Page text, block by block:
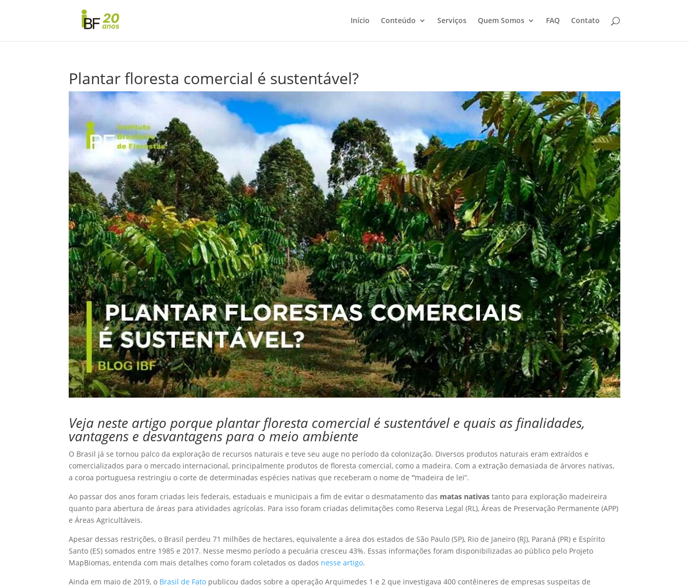
Início Conteúdo Serviços Quem Somos FAQ Contato
Plantar floresta comercial é sustentável?
Veja neste artigo porque plantar floresta comercial é sustentável e quais as finalidades,
vantagens e desvantagens para o meio ambiente
O Brasil já se tornou palco da exploração de recursos naturais e teve seu auge no período da colonização. Diversos produtos naturais eram extraídos e
comercializados para o mercado internacional, principalmente produtos de floresta comercial, como a madeira. Com a extração demasiada de árvores nativas,
a coroa portuguesa restringiu o corte de determinadas espécies nativas que receberam o nome de“madeira de lei”.
Ao passar dos anos foram criadas leis federais, estaduais e municipais a fim de evitar o desmatamento das matas nativas tanto para exploração madeireira
quanto para abertura de áreas para atividades agrícolas. Para isso foram criadas delimitações como Reserva Legal (RL), Áreas de Preservação Permanente (APP)
e Áreas Agricultáveis.
Apesar dessas restrições, o Brasil perdeu 71 milhões de hectares, equivalente a área dos estados de São Paulo (SP), Rio de Janeiro (RJ), Paraná (PR) e Espírito
Santo (ES) somados entre 1985 e 2017. Nesse mesmo período a pecuária cresceu 43%. Essas informações foram disponibilizadas ao público pelo Projeto
MapBiomas, entenda com mais detalhes como foram coletados os dados nesse artigo.
Ainda em maio de 2019, o Brasil de Fato publicou dados sobre a operação Arquimedes 1 e 2 que investigava 400 contêineres de empresas suspeitas de